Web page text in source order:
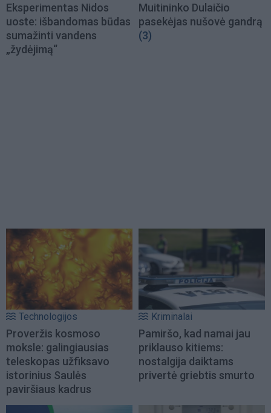
Eksperimentas Nidos
uoste: išbandomas būdas
sumažinti vandens
„žydėjimą“
Muitininko Dulaičio
pasekėjas nušovė gandrą
(3)
Technologijos
Proveržis kosmoso
moksle: galingiausias
teleskopas užfiksavo
istorinius Saulės
paviršiaus kadrus
Kriminalai
Pamiršo, kad namai jau
priklauso kitiems:
nostalgija daiktams
privertė griebtis smurto